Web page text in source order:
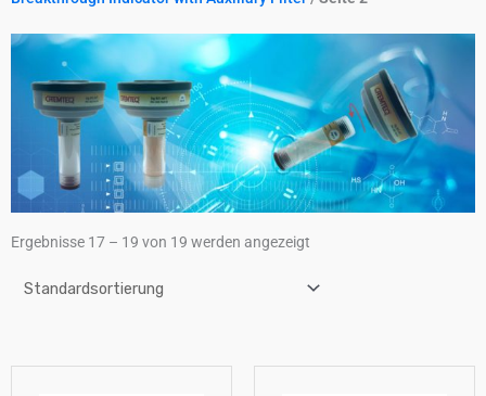
Ergebnisse 17 – 19 von 19 werden angezeigt